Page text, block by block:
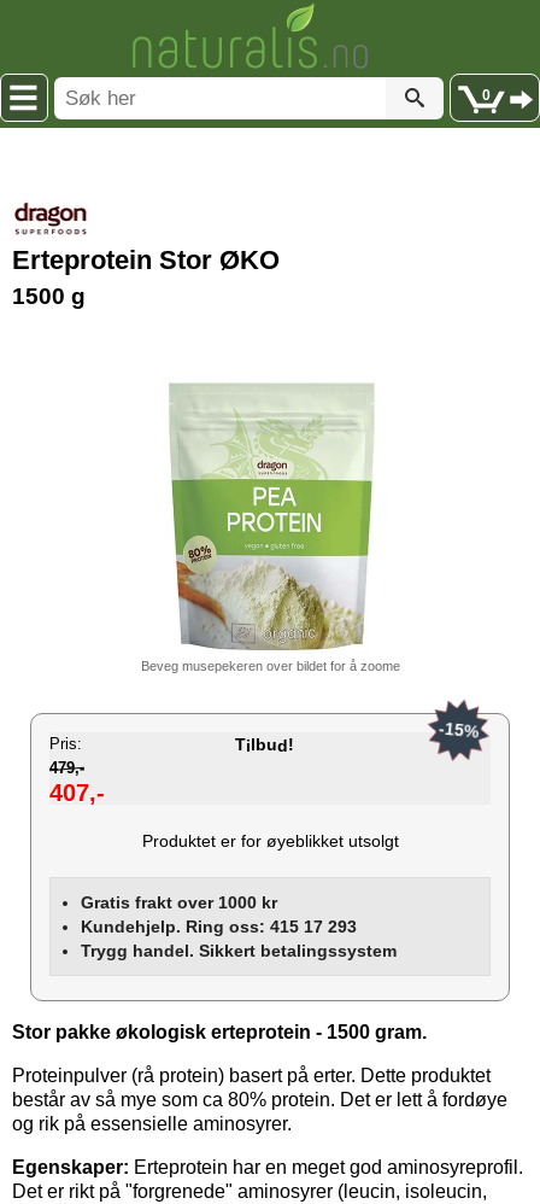
0
Erteprotein Stor ØKO
1500 g
Beveg musepekeren over bildet for å zoome
Pris: Tilbud!
479,-
407,-
-15%
Produktet er for øyeblikket utsolgt
Gratis frakt over 1000 kr
Kundehjelp. Ring oss: 415 17 293
Trygg handel. Sikkert betalingssystem
Stor pakke økologisk erteprotein - 1500 gram.
Proteinpulver (rå protein) basert på erter. Dette produktet
består av så mye som ca 80% protein. Det er lett å fordøye
og rik på essensielle aminosyrer.
Egenskaper: Erteprotein har en meget god aminosyreprofil.
Det er rikt på "forgrenede" aminosyrer (leucin, isoleucin,